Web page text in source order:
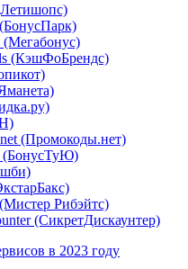
(КэшФоБрендс)
(Промокоды.нет)
(БонусТуЮ)
Рибэйтс)
(СикретДискаунтер)
в 2023 году